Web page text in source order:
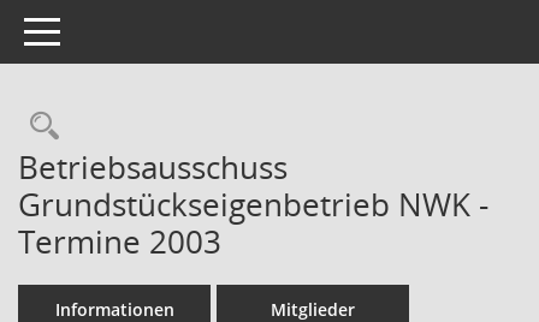
Toggle navigation
Rechercheauswahl
Betriebsausschuss
Grundstückseigenbetrieb NWK -
Termine 2003
Informationen Mitglieder